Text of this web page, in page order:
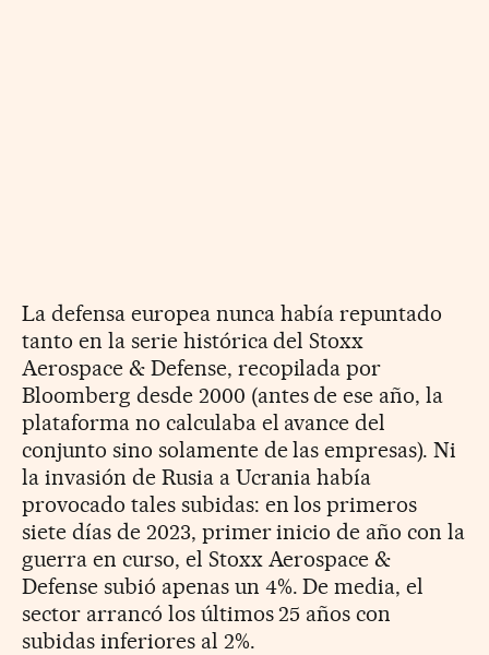
La defensa europea nunca había repuntado
tanto en la serie histórica del Stoxx
Aerospace & Defense, recopilada por
Bloomberg desde 2000 (antes de ese año, la
plataforma no calculaba el avance del
conjunto sino solamente de las empresas). Ni
la invasión de Rusia a Ucrania había
provocado tales subidas: en los primeros
siete días de 2023, primer inicio de año con la
guerra en curso, el Stoxx Aerospace &
Defense subió apenas un 4%. De media, el
sector arrancó los últimos 25 años con
subidas inferiores al 2%.